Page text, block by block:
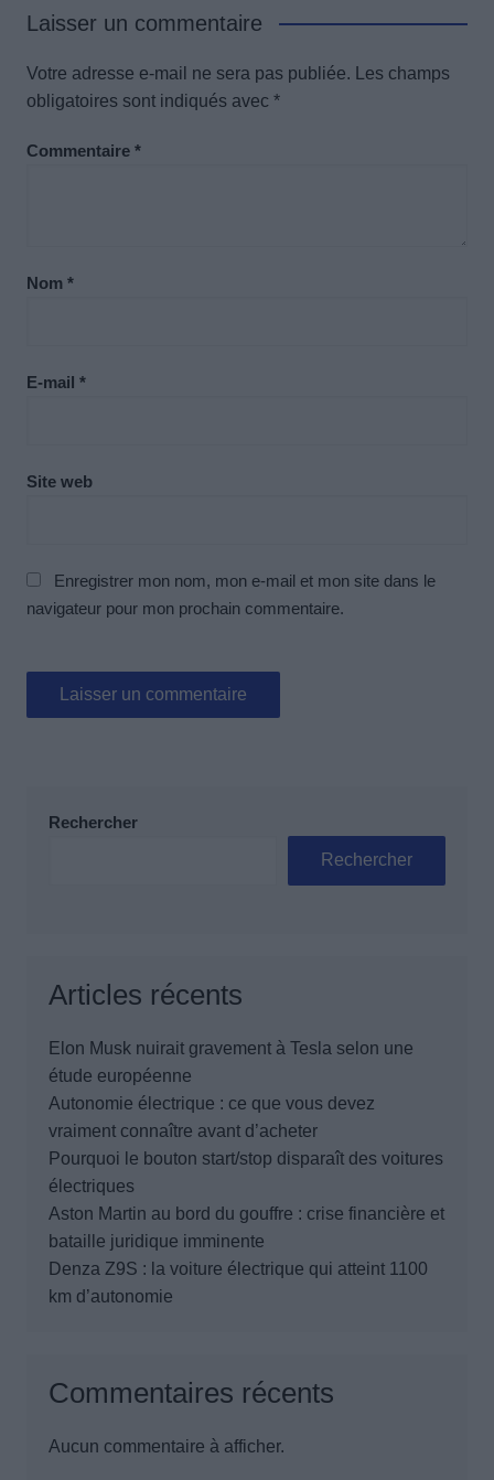
Laisser un commentaire
Votre adresse e-mail ne sera pas publiée.
Les champs
obligatoires sont indiqués avec *
Commentaire *
Nom *
E-mail *
Site web
Enregistrer mon nom, mon e-mail et mon site dans le
navigateur pour mon prochain commentaire.
Rechercher
Rechercher
Articles récents
Elon Musk nuirait gravement à Tesla selon une
étude européenne
Autonomie électrique : ce que vous devez
vraiment connaître avant d’acheter
Pourquoi le bouton start/stop disparaît des voitures
électriques
Aston Martin au bord du gouffre : crise financière et
bataille juridique imminente
Denza Z9S : la voiture électrique qui atteint 1100
km d’autonomie
Commentaires récents
Aucun commentaire à afficher.